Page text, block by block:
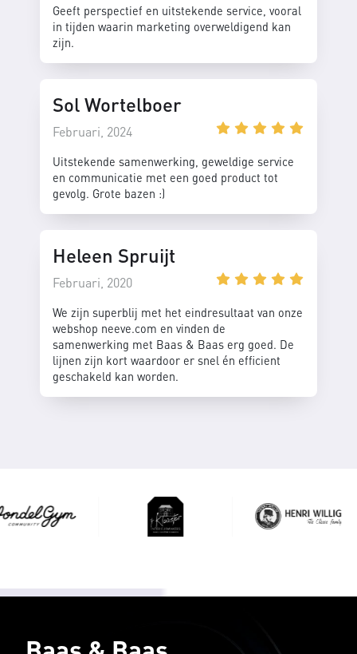
Geeft perspectief en uitstekende service, vooral
in tijden waarin marketing overweldigend kan
zijn.
Sol Wortelboer
Februari, 2024
Uitstekende samenwerking, geweldige service
en communicatie met een goed product tot
gevolg. Grote bazen :)
Heleen Spruijt
Februari, 2020
We zijn superblij met het eindresultaat van onze
webshop neeve.com en vinden de
samenwerking met Baas & Baas erg goed. De
lijnen zijn kort waardoor er snel én efficient
geschakeld kan worden.